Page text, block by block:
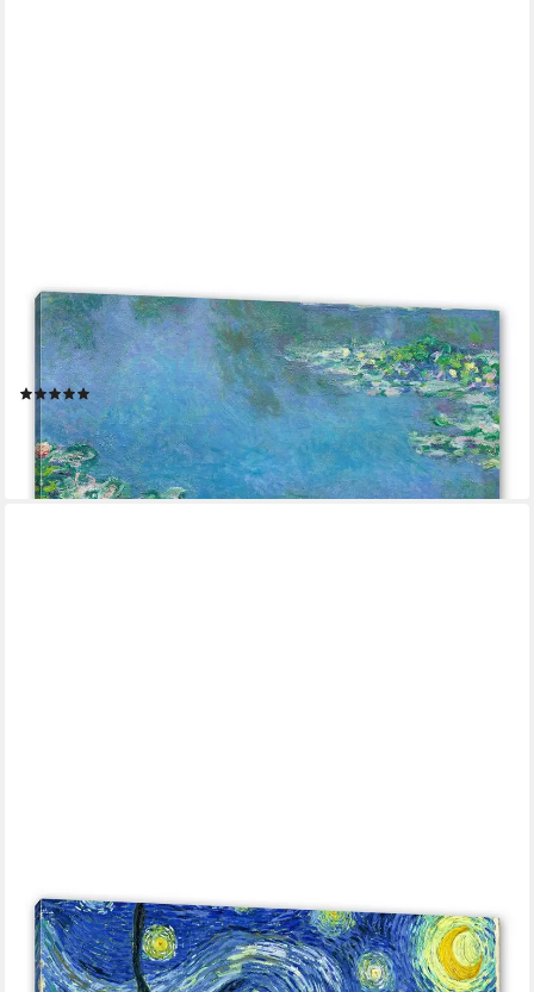
PIXXPRINT
Leinwandbild Claude Monet - Seerosen III, Claude Monet -
Seerosen III (1 St), Leinwandbild fertig bespannt, inkl.
Zackenaufhänger
(1)
ab 19,95 € UVP25,89 €
-23%
lieferbar - in 3-4 Werktagen bei dir
PIXXPRINT
Leinwandbild Vincent Van Gogh - Die Sternennacht, Vincent Van
Gogh - Die Sternennacht (1 St), Leinwandbild fertig bespannt,
inkl. Zackenaufhänger